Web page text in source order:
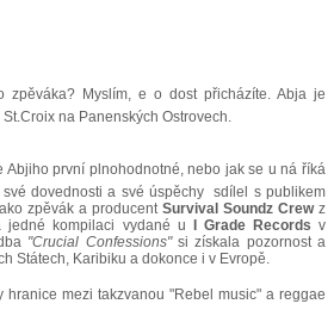
Myslím, e o dost přicházíte. Abja je
na Panenských Ostrovech.
první plnohodnotné, nebo jak se u ná říká
dovednosti a své úspěchy sdílel s publikem
zpěvák a producent Survival Soundz Crewz
jedné kompilaci vydané u
I Grade Records v
"Crucial Confessions"si získala pozornost a
Státech, Karibiku a dokonce i v Evropě.
hranice mezi takzvanou "Rebel music" a reggae